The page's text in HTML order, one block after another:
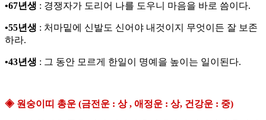
•67년생 : 경쟁자가 도리어 나를 도우니 마음을 바로 씀이다.
•55년생 : 처마밑에 신발도 신어야 내것이지 무엇이든 잘 보존
하라.
•43년생 : 그 동안 모르게 한일이 명예을 높이는 일이된다.
◈ 원숭이띠 총운 (금전운 : 상 , 애정운 : 상, 건강운 : 중)